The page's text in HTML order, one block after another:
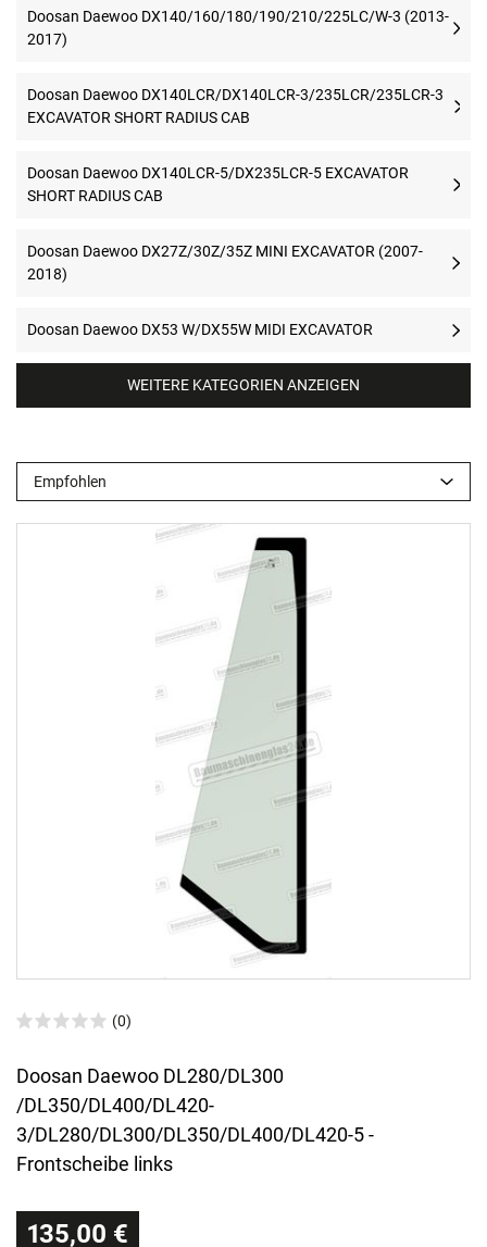
Doosan Daewoo DX140/160/180/190/210/225LC/W-3 (2013-
2017)
Doosan Daewoo DX140LCR/DX140LCR-3/235LCR/235LCR-3
EXCAVATOR SHORT RADIUS CAB
Doosan Daewoo DX140LCR-5/DX235LCR-5 EXCAVATOR
SHORT RADIUS CAB
Doosan Daewoo DX27Z/30Z/35Z MINI EXCAVATOR (2007-
2018)
Doosan Daewoo DX53 W/DX55W MIDI EXCAVATOR
WEITERE KATEGORIEN ANZEIGEN
(0)
Doosan Daewoo DL280/DL300
/DL350/DL400/DL420-
3/DL280/DL300/DL350/DL400/DL420-5 -
Frontscheibe links
135,00 €